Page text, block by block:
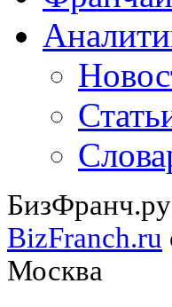
BizFranch.ru
Москва